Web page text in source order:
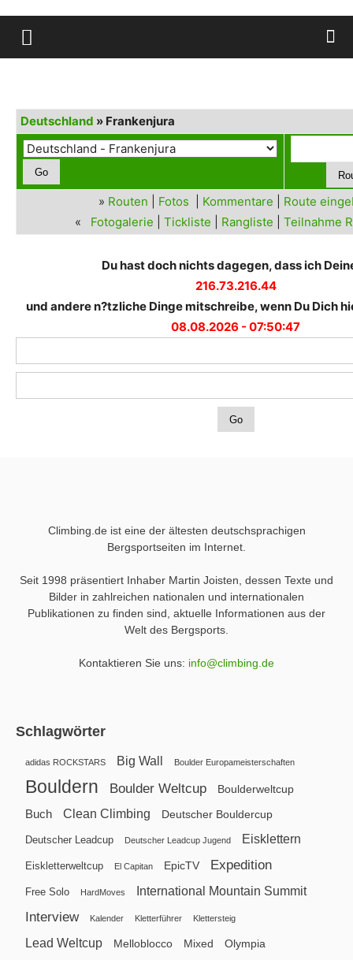
Deutschland » Frankenjura
» Routen Fotos Kommentare
Route
« Fotogalerie Tickliste Rangliste Teilnahme
Du hast doch nichts dagegen, dass ich
216.73.216.44
und andere n?tzliche Dinge mitschreibe, wenn Du Dich
08.08.2026 - 07:50:47
Climbing.de ist eine der ältesten deutschsprachigen
Bergsportseiten im Internet.
Seit 1998 präsentiert Inhaber Martin Joisten, dessen Texte und
Bilder in zahlreichen nationalen und internationalen
Publikationen zu finden sind, aktuelle Informationen aus der
Welt des Bergsports.
Kontaktieren Sie uns: info@climbing.de
Schlagwörter
adidas ROCKSTARS Big Wall Boulder Europameisterschaften
Bouldern Boulder Weltcup Boulderweltcup
Buch Clean Climbing Deutscher Bouldercup
Deutscher Leadcup Deutscher Leadcup Jugend Eisklettern
Eiskletterweltcup El Capitan EpicTV Expedition
Free Solo HardMoves International Mountain Summit
Interview Kalender Kletterführer Klettersteig
Lead Weltcup Melloblocco Mixed Olympia